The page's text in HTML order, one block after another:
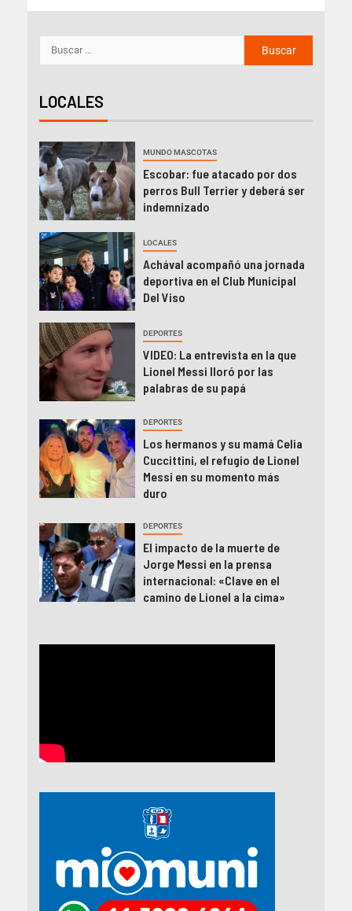
LOCALES
MUNDO MASCOTAS
Escobar: fue atacado por dos
perros Bull Terrier y deberá ser
indemnizado
LOCALES
Achával acompañó una jornada
deportiva en el Club Municipal
Del Viso
DEPORTES
VIDEO: La entrevista en la que
Lionel Messi lloró por las
palabras de su papá
DEPORTES
Los hermanos y su mamá Celia
Cuccittini, el refugio de Lionel
Messi en su momento más
duro
DEPORTES
El impacto de la muerte de
Jorge Messi en la prensa
internacional: «Clave en el
camino de Lionel a la cima»